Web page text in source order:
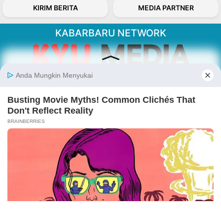
KIRIM BERITA MEDIA PARTNER
KABARBARU NETWORK
Kabarbaru.co menyajikan berita aktual dan
inspiratif dari sudut pandang berbaik sangka
Follow Kabarbaru